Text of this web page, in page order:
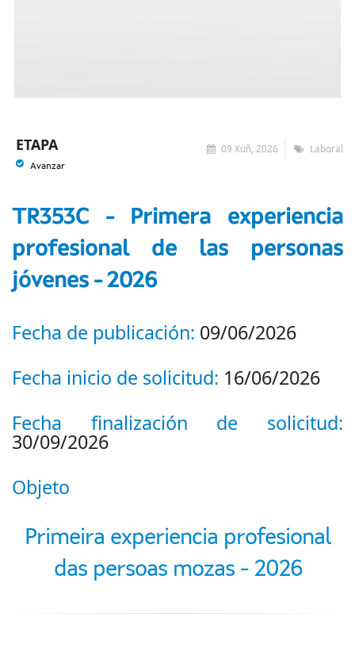
09 Xuñ, 2026 Laboral
ETAPA
Avanzar
TR353C - Primera experiencia
profesional de las personas
jóvenes - 2026
Fecha de publicación: 09/06/2026
Fecha inicio de solicitud: 16/06/2026
Fecha finalización de solicitud:
30/09/2026
Objeto
Primeira experiencia profesional
das persoas mozas - 2026